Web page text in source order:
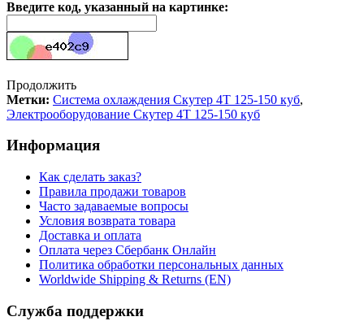
Введите код, указанный на картинке:
Продолжить
Метки: Система охлаждения Скутер 4Т 125-150 куб,
Электрооборудование Скутер 4Т 125-150 куб
Информация
Как сделать заказ?
Правила продажи товаров
Часто задаваемые вопросы
Условия возврата товара
Доставка и оплата
Оплата через Сбербанк Онлайн
Политика обработки персональных данных
Worldwide Shipping & Returns (EN)
Служба поддержки